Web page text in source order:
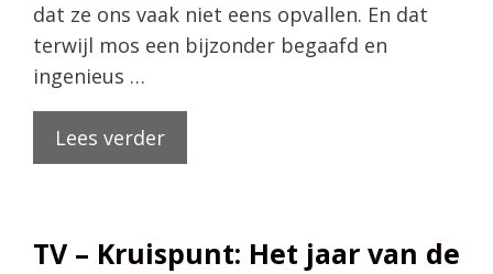
dat ze ons vaak niet eens opvallen. En dat
terwijl mos een bijzonder begaafd en
ingenieus …
Lees verder
TV – Kruispunt: Het jaar van de